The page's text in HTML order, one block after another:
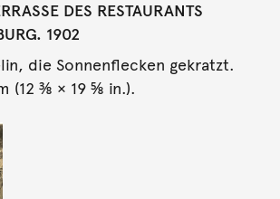
DES RESTAURANTS
1902
die Sonnenflecken gekratzt.
(12 ⅜ × 19 ⅝ in.).